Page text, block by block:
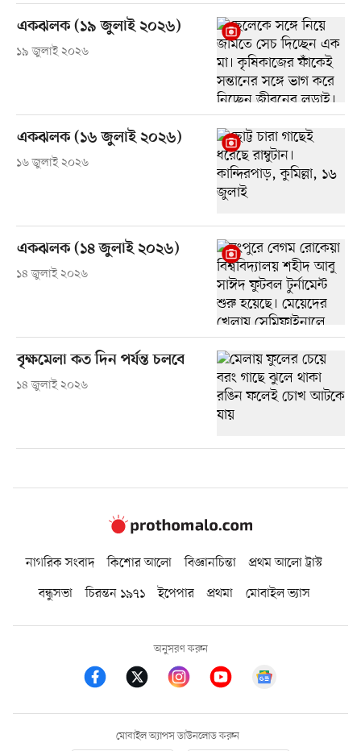
একঝলক (১৯ জুলাই ২০২৬)
১৯ জুলাই ২০২৬
একঝলক (১৬ জুলাই ২০২৬)
১৬ জুলাই ২০২৬
একঝলক (১৪ জুলাই ২০২৬)
১৪ জুলাই ২০২৬
বৃক্ষমেলা কত দিন পর্যন্ত চলবে
১৪ জুলাই ২০২৬
নাগরিক সংবাদ কিশোর আলো বিজ্ঞানচিন্তা
প্রথম আলো ট্রাস্ট
বন্ধুসভা
চিরন্তন ১৯৭১ ইপেপার প্রথমা মোবাইল ভ্যাস
অনুসরণ করুন
মোবাইল অ্যাপস ডাউনলোড করুন